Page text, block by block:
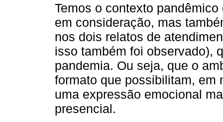
Temos o contexto
em consideração, mas
nos dois relatos de
isso também foi observado),
pandemia. Ou seja, que o
formato que possibilitam, em
uma expressão emocional
presencial.